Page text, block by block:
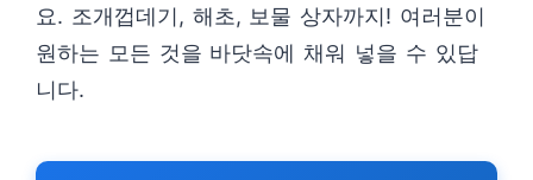
요. 조개껍데기, 해초, 보물 상자까지! 여러분이
원하는 모든 것을 바닷속에 채워 넣을 수 있답
니다.